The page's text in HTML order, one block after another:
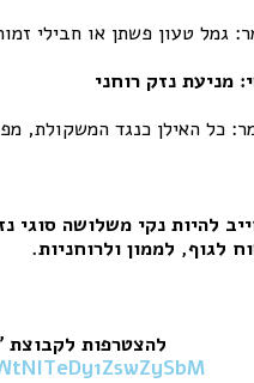
גמל טעון פשתן או חבילי
מניעת נזק רוחני
כל האילן כנגד המשקולת,
להיות נקי משלושה סוגי
לגוף, לממון ולרוחניות.
להצטרפות לקבוצת